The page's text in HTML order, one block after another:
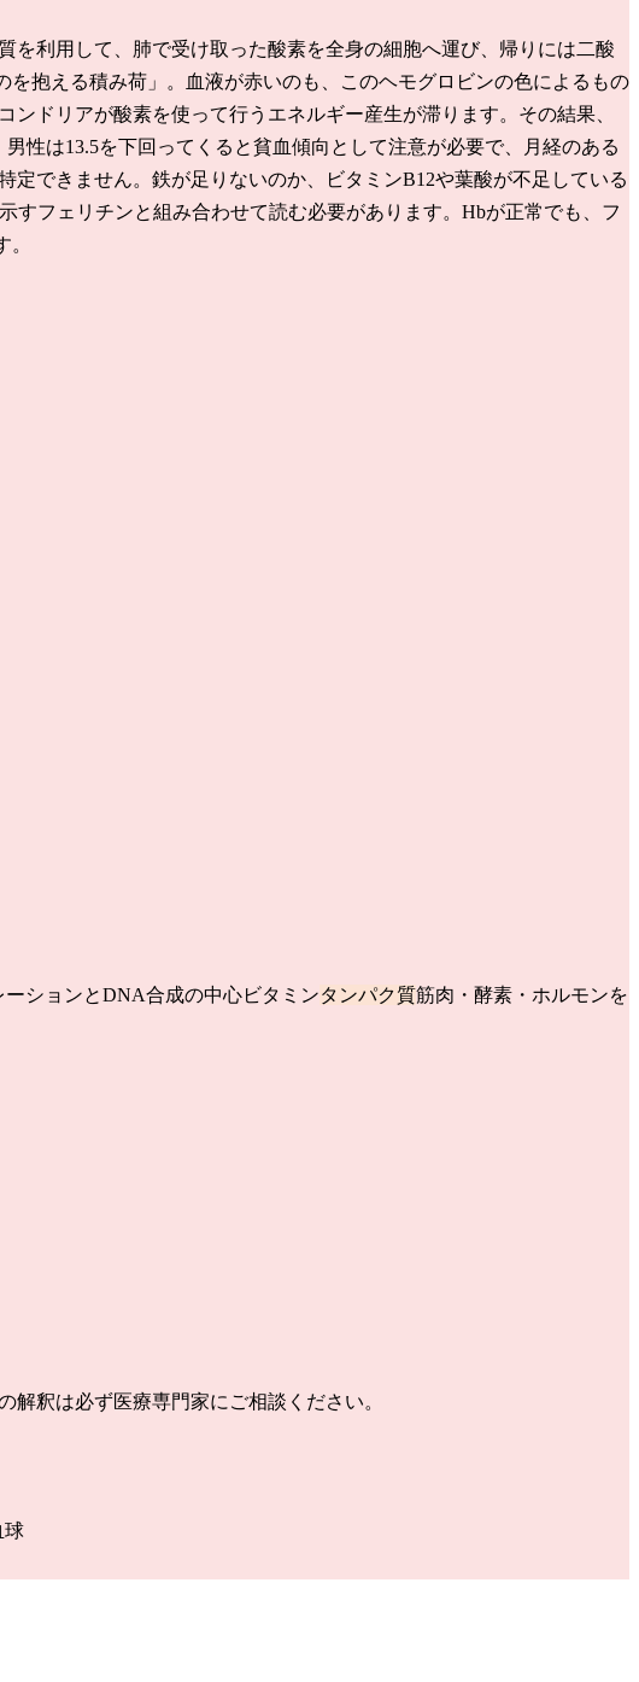
利用して、肺で受け取った酸素を全身の細胞へ運び、帰りには二酸
抱える積み荷」。血液が赤いのも、このヘモグロビンの色によるもの
ドリアが酸素を使って行うエネルギー産生が滞ります。その結果、
性は13.5を下回ってくると貧血傾向として注意が必要で、月経のある
できません。鉄が足りないのか、ビタミンB12や葉酸が不足している
フェリチンと組み合わせて読む必要があります。Hbが正常でも、フ
ーションとDNA合成の中心ビタミンタンパク質筋肉・酵素・ホルモンを
釈は必ず医療専門家にご相談ください。
球